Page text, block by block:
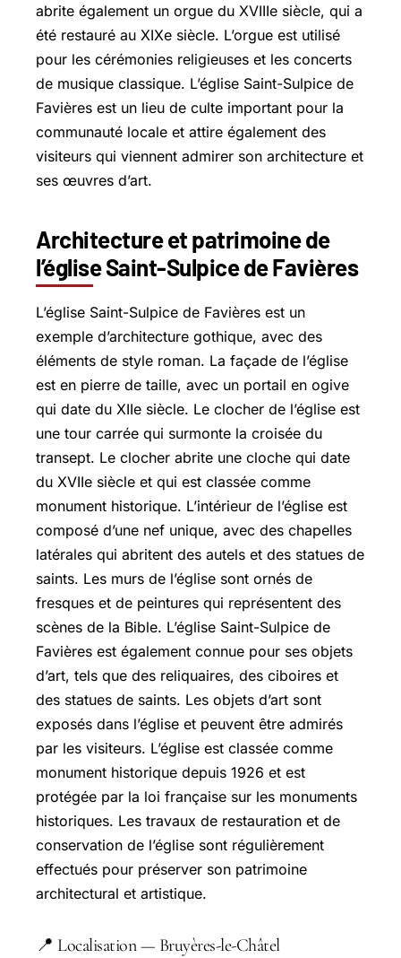
abrite également un orgue du XVIIIe siècle, qui a
été restauré au XIXe siècle. L’orgue est utilisé
pour les cérémonies religieuses et les concerts
de musique classique. L’église Saint-Sulpice de
Favières est un lieu de culte important pour la
communauté locale et attire également des
visiteurs qui viennent admirer son architecture et
ses œuvres d’art.
Architecture et patrimoine de
l’église Saint-Sulpice de Favières
L’église Saint-Sulpice de Favières est un
exemple d’architecture gothique, avec des
éléments de style roman. La façade de l’église
est en pierre de taille, avec un portail en ogive
qui date du XIIe siècle. Le clocher de l’église est
une tour carrée qui surmonte la croisée du
transept. Le clocher abrite une cloche qui date
du XVIIe siècle et qui est classée comme
monument historique. L’intérieur de l’église est
composé d’une nef unique, avec des chapelles
latérales qui abritent des autels et des statues de
saints. Les murs de l’église sont ornés de
fresques et de peintures qui représentent des
scènes de la Bible. L’église Saint-Sulpice de
Favières est également connue pour ses objets
d’art, tels que des reliquaires, des ciboires et
des statues de saints. Les objets d’art sont
exposés dans l’église et peuvent être admirés
par les visiteurs. L’église est classée comme
monument historique depuis 1926 et est
protégée par la loi française sur les monuments
historiques. Les travaux de restauration et de
conservation de l’église sont régulièrement
effectués pour préserver son patrimoine
architectural et artistique.
📍 Localisation — Bruyères-le-Châtel